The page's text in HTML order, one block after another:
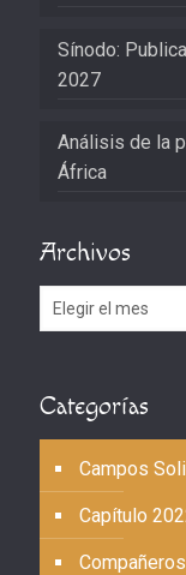
Sínodo:
2027
Análisis de la
África
Archivos
Archivos
Categorías
Campos
Capítulo